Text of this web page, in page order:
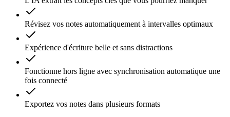
Révisez vos notes automatiquement à intervalles optimaux
Expérience d'écriture belle et sans distractions
Fonctionne hors ligne avec synchronisation automatique une
fois connecté
Exportez vos notes dans plusieurs formats